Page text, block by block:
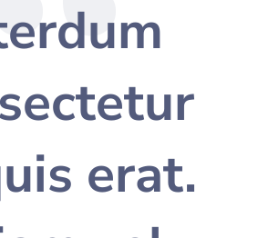
erat.